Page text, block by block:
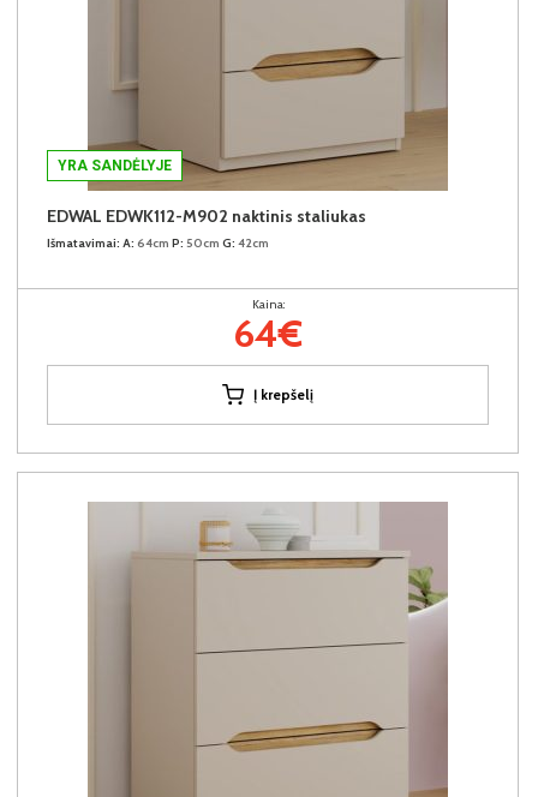
YRA SANDĖLYJE
EDWAL EDWK112-M902 naktinis staliukas
Išmatavimai: A: 64cm P: 50cm G: 42cm
Kaina:
64€
Į krepšelį